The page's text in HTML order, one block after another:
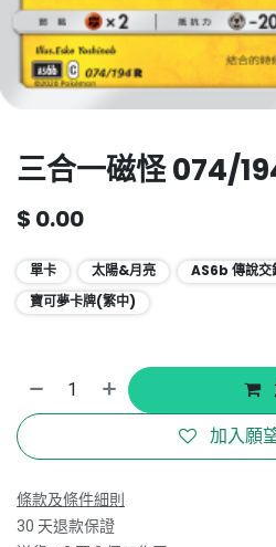
三合一磁怪 074/
$ 0.00
單卡 太陽&月亮
AS6b 傳說交
寶可夢卡牌(繁中)
加入願
條款及條件細則
30 天退款保證